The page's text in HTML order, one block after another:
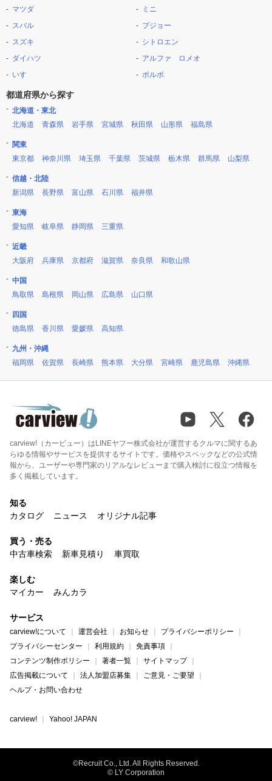
マツダ
スバル
スズキ
ダイハツ
いすゞ
ミニ
プジョー
シトロエン
アルファ ロメオ
ボルボ
都道府県から探す
北海道・東北
北海道
青森県 岩手県 宮城県 秋田県 山形県 福島県
関東
東京都
神奈川県 埼玉県 千葉県 茨城県 栃木県 群馬県 山梨県
信越・北陸
新潟県
長野県 富山県 石川県 福井県
東海
愛知県
岐阜県 静岡県 三重県
近畿
大阪府
兵庫県 京都府 滋賀県 奈良県 和歌山県
中国
鳥取県
島根県 岡山県 広島県 山口県
四国
徳島県
香川県 愛媛県 高知県
九州・沖縄
福岡県
佐賀県 長崎県 熊本県 大分県 宮崎県 鹿児島県 沖縄県
carview!（カービュー）はLINEヤフー株式会社が運営するクルマに関するあ
らゆる情報やサービスを提供するサイトです。価格やスペックなどの公式情
報から、ユーザーや専門家のリアルなレビューまで購入検討に役立つ情報を
多く掲載しています。
知る
カタログ
ニュース オリジナル記事
買う・売る
中古車検索
新車見積り 車買取
楽しむ
マイカー
みんカラ
サービス
carview!について 運営会社 お知らせ
プライバシーポリシー
プライバシーセンター
利用規約
免責事項
コンテンツ制作ポリシー
著者一覧
サイトマップ
広告掲載について
法人加盟店募集
ご意見・ご要望
ヘルプ・お問い合わせ
carview! Yahoo! JAPAN
©Recruit Co., Ltd. All Rights Reserved.
© LY Corporation